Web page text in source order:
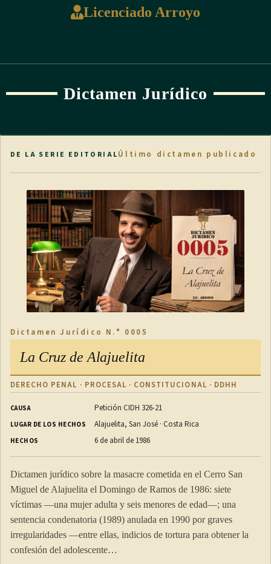
Licenciado Arroyo
Dictamen Jurídico
DE LA SERIE EDITORIALÚltimo dictamen publicado
Dictamen Jurídico N.° 0005
La Cruz de Alajuelita
DERECHO PENAL · PROCESAL · CONSTITUCIONAL · DDHH
CAUSA Petición CIDH 326-21
LUGAR DE LOS HECHOS Alajuelita, San José · Costa Rica
HECHOS 6 de abril de 1986
Dictamen jurídico sobre la masacre cometida en el Cerro San
Miguel de Alajuelita el Domingo de Ramos de 1986: siete
víctimas —una mujer adulta y seis menores de edad—; una
sentencia condenatoria (1989) anulada en 1990 por graves
irregularidades —entre ellas, indicios de tortura para obtener la
confesión del adolescente…